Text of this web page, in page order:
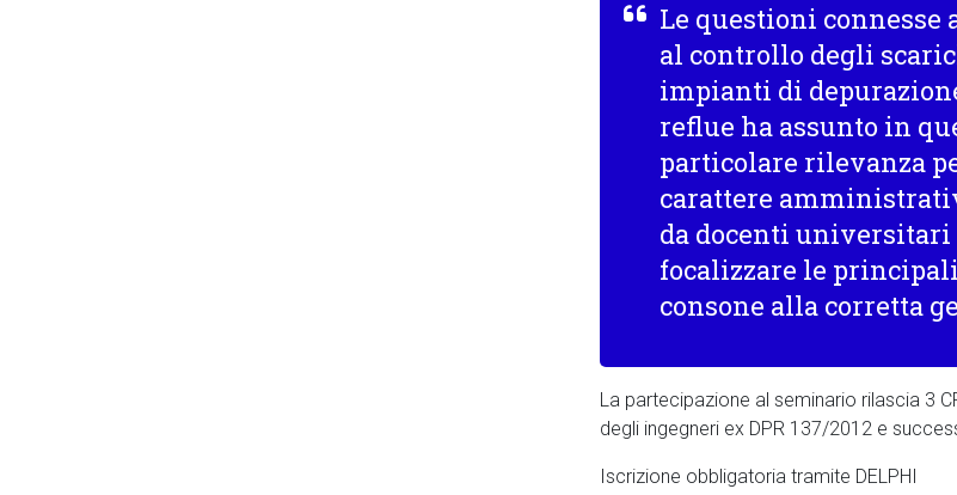
Le questioni connesse
al controllo degli
impianti di
reflue ha assunto in
particolare rilevanza
carattere
da docenti universitari
focalizzare le
consone alla corretta
La partecipazione al seminario rilascia 3
degli ingegneri ex DPR 137/2012 e
Iscrizione obbligatoria tramite DELPHI